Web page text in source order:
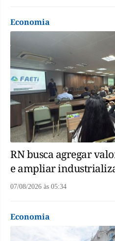
Economia
RN busca agregar
e ampliar
07/08/2026 às 05:34
Economia